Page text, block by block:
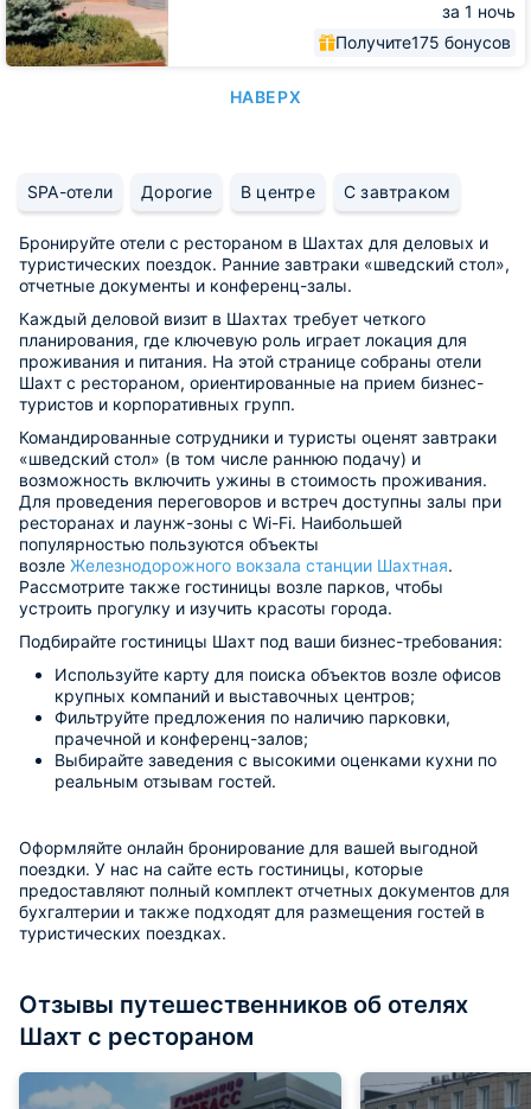
за 1 ночь
Получите175 бонусов
НАВЕРХ
SPA-отели Дорогие В центре С завтраком
Бронируйте отели с рестораном в Шахтах для деловых и
туристических поездок. Ранние завтраки «шведский стол»,
отчетные документы и конференц-залы.
Каждый деловой визит в Шахтах требует четкого
планирования, где ключевую роль играет локация для
проживания и питания. На этой странице собраны отели
Шахт с рестораном, ориентированные на прием бизнес-
туристов и корпоративных групп.
Командированные сотрудники и туристы оценят завтраки
«шведский стол» (в том числе раннюю подачу) и
возможность включить ужины в стоимость проживания.
Для проведения переговоров и встреч доступны залы при
ресторанах и лаунж-зоны с Wi-Fi. Наибольшей
популярностью пользуются объекты
возле Железнодорожного вокзала станции Шахтная.
Рассмотрите также гостиницы возле парков, чтобы
устроить прогулку и изучить красоты города.
Подбирайте гостиницы Шахт под ваши бизнес-требования:
Используйте карту для поиска объектов возле офисов
крупных компаний и выставочных центров;
Фильтруйте предложения по наличию парковки,
прачечной и конференц-залов;
Выбирайте заведения с высокими оценками кухни по
реальным отзывам гостей.
Оформляйте онлайн бронирование для вашей выгодной
поездки. У нас на сайте есть гостиницы, которые
предоставляют полный комплект отчетных документов для
бухгалтерии и также подходят для размещения гостей в
туристических поездках.
Отзывы путешественников об отелях
Шахт с рестораном